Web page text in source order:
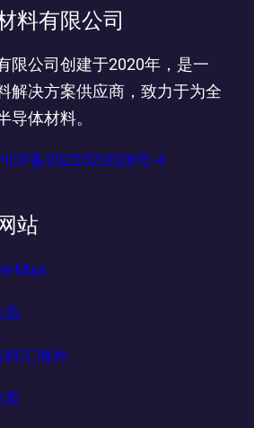
料有限公司
限公司创建于2020年，是一
解决方案供应商，致力于为全
导体材料。
ICP备2022022028号-4
站
晶
科汇海外
策